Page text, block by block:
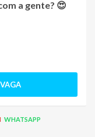
a gente? 😍
WHATSAPP